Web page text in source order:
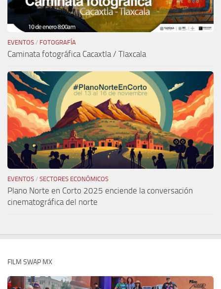
EVENTOS / FOTOGRAFÍA
Caminata fotográfica Cacaxtla / Tlaxcala
EVENTOS / SECTORES ECONÓMICOS
Plano Norte en Corto 2025 enciende la conversación
cinematográfica del norte
FILM SWAP MX